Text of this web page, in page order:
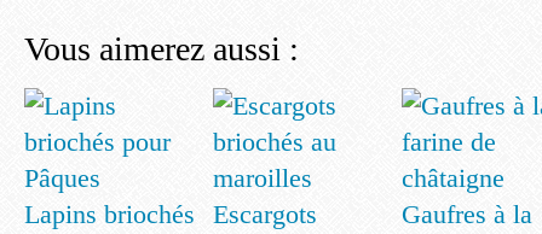
Vous aimerez aussi :
Lapins briochés
Escargots
Gaufres à la